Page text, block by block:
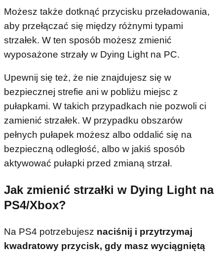
Możesz także dotknąć przycisku przeładowania,
aby przełączać się między różnymi typami
strzałek. W ten sposób możesz zmienić
wyposażone strzały w Dying Light na PC.
Upewnij się też, że nie znajdujesz się w
bezpiecznej strefie ani w pobliżu miejsc z
pułapkami. W takich przypadkach nie pozwoli ci
zamienić strzałek. W przypadku obszarów
pełnych pułapek możesz albo oddalić się na
bezpieczną odległość, albo w jakiś sposób
aktywować pułapki przed zmianą strzał.
Jak zmienić strzałki w Dying Light na
PS4/Xbox?
Na PS4 potrzebujesz naciśnij i przytrzymaj
kwadratowy przycisk, gdy masz wyciągniętą